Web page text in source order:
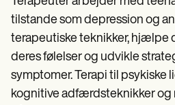
tilstande som depression og
terapeutiske teknikker, hjælpe
deres følelser og udvikle
symptomer. Terapi til psykiske
kognitive adfærdsteknikker